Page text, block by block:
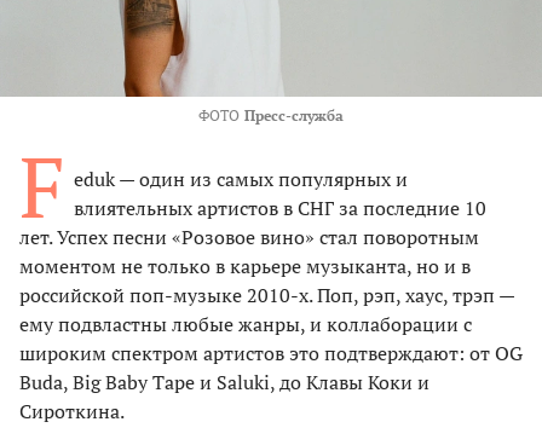
ФОТО Пресс-служба
F eduk — один из самых популярных и
влиятельных артистов в СНГ за последние 10
лет. Успех песни «Розовое вино» стал поворотным
моментом не только в карьере музыканта, но и в
российской поп-музыке 2010-х. Поп, рэп, хаус, трэп —
ему подвластны любые жанры, и коллаборации с
широким спектром артистов это подтверждают: от OG
Buda, Big Baby Tape и Saluki, до Клавы Коки и
Сироткина.